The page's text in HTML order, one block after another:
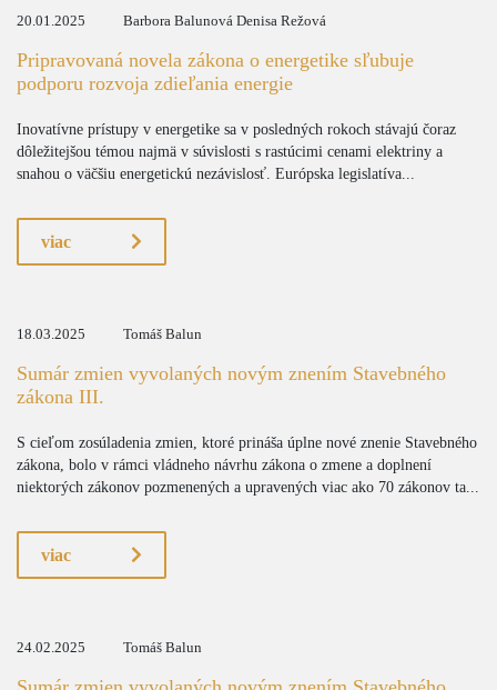
20.01.2025 Barbora Balunová Denisa Režová
Pripravovaná novela zákona o energetike sľubuje
podporu rozvoja zdieľania energie
Inovatívne prístupy v energetike sa v posledných rokoch stávajú čoraz
dôležitejšou témou najmä v súvislosti s rastúcimi cenami elektriny a
snahou o väčšiu energetickú nezávislosť. Európska legislatíva...
viac
18.03.2025 Tomáš Balun
Sumár zmien vyvolaných novým znením Stavebného
zákona III.
S cieľom zosúladenia zmien, ktoré prináša úplne nové znenie Stavebného
zákona, bolo v rámci vládneho návrhu zákona o zmene a doplnení
niektorých zákonov pozmenených a upravených viac ako 70 zákonov ta...
viac
24.02.2025 Tomáš Balun